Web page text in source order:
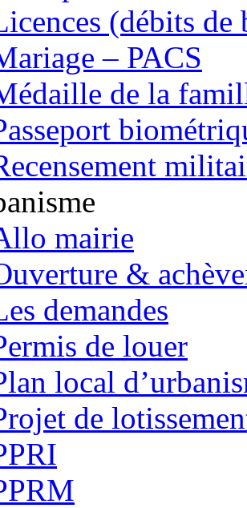
(débits de
– PACS
de la
mairie
&
demandes
de louer
local
de